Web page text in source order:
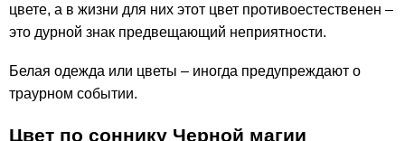
цвете, а в жизни для них этот цвет противоестественен –
это дурной знак предвещающий неприятности.
Белая одежда или цветы – иногда предупреждают о
траурном событии.
Цвет по соннику Черной магии